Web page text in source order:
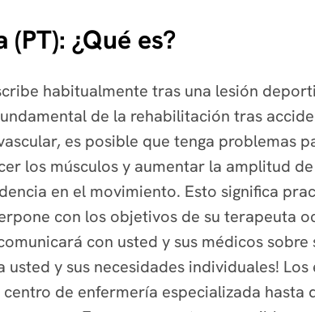
¿Qué es?
habitualmente tras una lesión
de la rehabilitación tras
es posible que tenga problemas
los músculos y aumentar la amplitud
en el movimiento. Esto significa
con los objetivos de su terapeuta
con usted y sus médicos
usted y sus necesidades individuales!
de enfermería especializada